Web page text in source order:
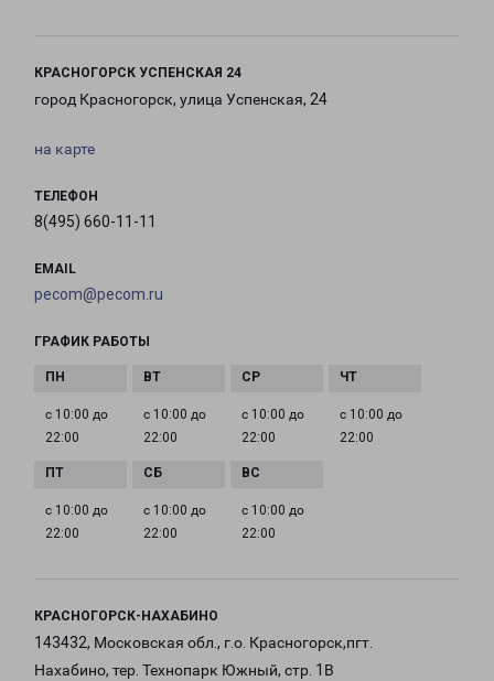
КРАСНОГОРСК УСПЕНСКАЯ 24
город Красногорск, улица Успенская, 24
на карте
ТЕЛЕФОН
8(495) 660-11-11
EMAIL
pecom@pecom.ru
ГРАФИК РАБОТЫ
с 10:00 до
22:00
с 10:00 до
22:00
с 10:00 до
22:00
с 10:00 до
22:00
с 10:00 до
22:00
с 10:00 до
22:00
с 10:00 до
22:00
КРАСНОГОРСК-НАХАБИНО
143432, Московская обл., г.о. Красногорск,пгт.
Нахабино, тер. Технопарк Южный, стр. 1В